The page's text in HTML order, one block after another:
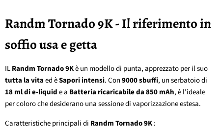
Randm Tornado 9K - Il riferimento in
soffio usa e getta
ILRandm Tornado 9Kè un modello di punta, apprezzato per il suo
tutta la vitaed èSapori intensi. Con9000 sbuffi, un serbatoio di
18 ml di e-liquide a Batteria ricaricabile da 850 mAh, è l'ideale
per coloro che desiderano una sessione di vaporizzazione estesa.
Caratteristiche principali di Randm Tornado 9K: